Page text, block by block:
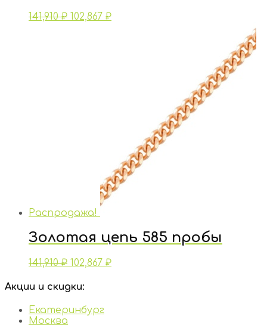
141,910₽ 102,867 ₽
Распродажа!
Золотая цепь 585 пробы
141,910₽ 102,867 ₽
Акции и скидки:
Екатеринбург
Москва